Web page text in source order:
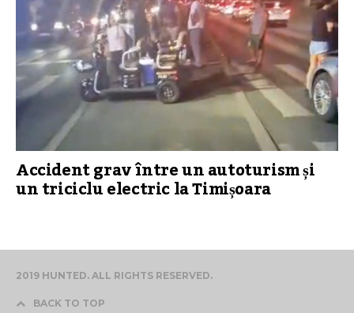
Accident grav între un autoturism și
un triciclu electric la Timișoara
2019 HUNTED. ALL RIGHTS RESERVED.
BACK TO TOP